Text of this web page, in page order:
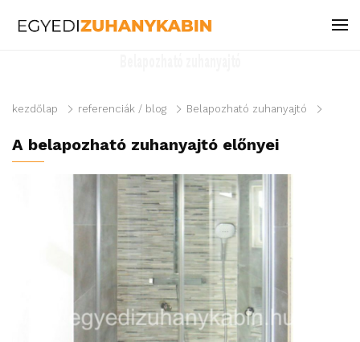
kezdőlap referenciák / blog Belapozható zuhanyajtó
A belapozható zuhanyajtó előnyei